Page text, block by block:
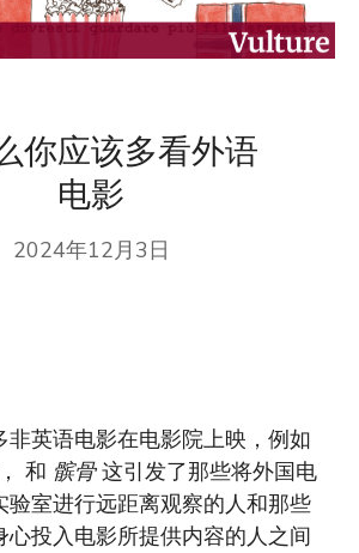
你应该多看外语
电影
2024年12月3日
非英语电影在电影院上映，例如
和 髌骨这引发了那些将外国电
验室进行远距离观察的人和那些
心投入电影所提供内容的人之间